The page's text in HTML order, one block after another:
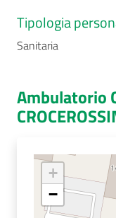
Carta
Dedicato
Concorsi
Tipologia
Sanitaria
Ambulatorio
+
−